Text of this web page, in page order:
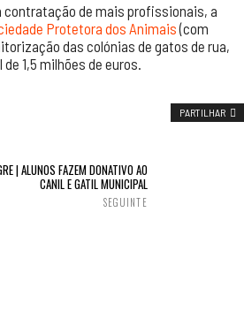
contratação de mais profissionais, a
Protetora dos Animais(com
das colónias de gatos de rua,
1,5 milhões de euros.
PARTILHAR
| ALUNOS FAZEM DONATIVO AO
CANIL E GATIL MUNICIPAL
SEGUINTE